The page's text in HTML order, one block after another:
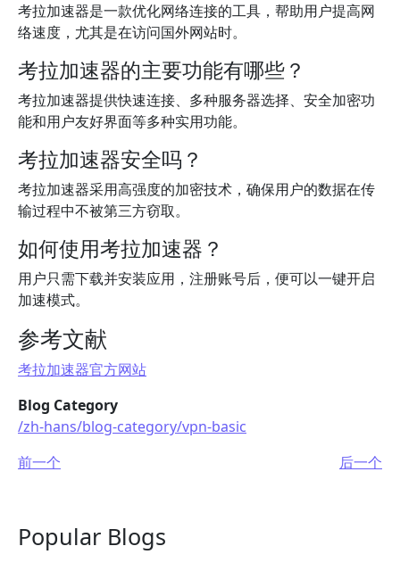
考拉加速器是一款优化网络连接的工具，帮助用户提高网
络速度，尤其是在访问国外网站时。
考拉加速器的主要功能有哪些？
考拉加速器提供快速连接、多种服务器选择、安全加密功
能和用户友好界面等多种实用功能。
考拉加速器安全吗？
考拉加速器采用高强度的加密技术，确保用户的数据在传
输过程中不被第三方窃取。
如何使用考拉加速器？
用户只需下载并安装应用，注册账号后，便可以一键开启
加速模式。
参考文献
考拉加速器官方网站
Blog Category
/zh-hans/blog-category/vpn-basic
前一个
后一个
Popular Blogs